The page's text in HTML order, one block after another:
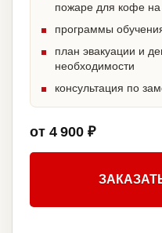
пожаре для кофе
программы
план эвакуации и
необходимости
консультация по
от 4 900 ₽